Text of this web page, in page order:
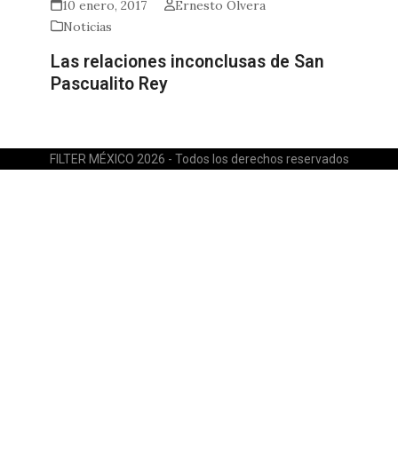
10 enero, 2017
Ernesto Olvera
Noticias
Las relaciones inconclusas de San
Pascualito Rey
FILTER MÉXICO 2026 - Todos los derechos reservados